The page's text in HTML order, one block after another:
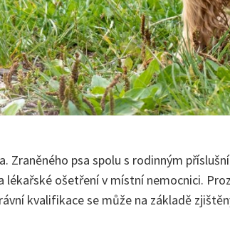
Zraněného psa spolu s rodinným
lékařské ošetření v místní nemocnici.
kvalifikace se může na základě